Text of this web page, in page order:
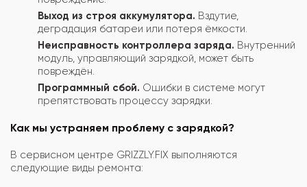
Выход из строя аккумулятора. Вздутие,
деградация батареи или потеря ёмкости.
Неисправность контроллера заряда. Внутренний
модуль, управляющий зарядкой, может быть
повреждён.
Программный сбой. Ошибки в системе могут
препятствовать процессу зарядки.
Как мы устраняем проблему с зарядкой?
В сервисном центре GRIZZLY.FIX выполняются
следующие виды ремонта: